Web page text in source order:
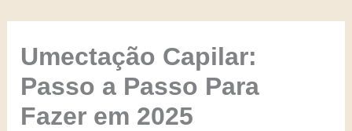
Umectação Capilar:
Passo a Passo Para
Fazer em 2025